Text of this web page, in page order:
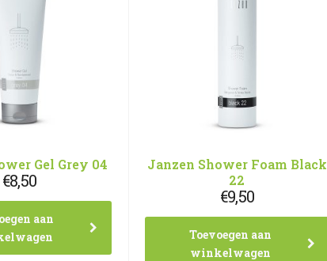
Gel Grey 04
€8,50
aan
Janzen Shower Foam Black
22
€9,50
Toevoegen aan
winkelwagen